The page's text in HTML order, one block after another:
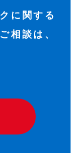
に関する
相談は、